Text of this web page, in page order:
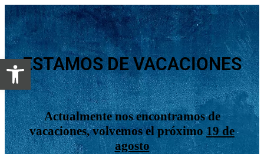
ESTAMOS DE VACACIONES
Actualmente nos encontramos de
vacaciones, volvemos el próximo19 de
agosto
Abrir barra de herramientas